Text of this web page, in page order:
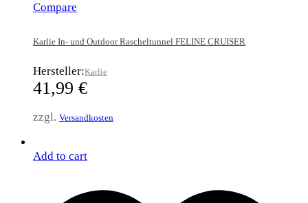
Compare
Karlie In- und Outdoor Rascheltunnel FELINE CRUISER
Hersteller:Karlie
41,99 €
zzgl. Versandkosten
Add to cart